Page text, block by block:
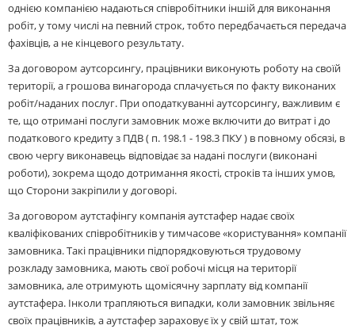
однією компанією надаються співробітники іншій для виконання
робіт, у тому числі на певний строк, тобто передбачається передача
фахівців, а не кінцевого результату.
За договором аутсорсингу, працівники виконують роботу на своїй
території, а грошова винагорода сплачується по факту виконаних
робіт/наданих послуг. При оподаткуванні аутсорсингу, важливим є
те, що отримані послуги замовник може включити до витрат і до
податкового кредиту з ПДВ ( п. 198.1 - 198.3 ПКУ ) в повному обсязі, в
свою чергу виконавець відповідає за надані послуги (виконані
роботи), зокрема щодо дотримання якості, строків та інших умов,
що Сторони закріпили у договорі.
За договором аутстафінгу компанія аутстафер надає своїх
кваліфікованих співробітників у тимчасове «користування» компанії
замовника. Такі працівники підпорядковуються трудовому
розкладу замовника, мають свої робочі місця на території
замовника, але отримують щомісячну зарплату від компанії
аутстафера. Інколи трапляються випадки, коли замовник звільняє
своїх працівників, а аутстафер зараховує їх у свій штат, тож